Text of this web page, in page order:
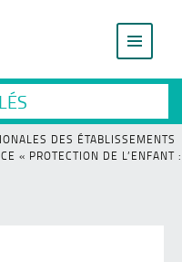
DES ÉTABLISSEMENTS
« PROTECTION DE L’ENFANT :